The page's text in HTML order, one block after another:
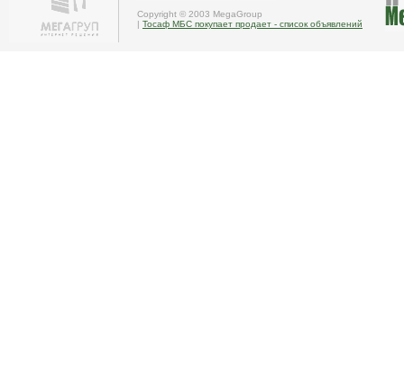
Copyright © 2003 MegaGroup
| Тосаф МБС покупает продает - список объявлений